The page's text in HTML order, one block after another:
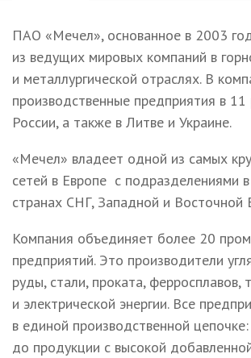
ПАО «Мечел», основанное в 2003
из ведущих мировых компаний в
и металлургической отраслях. В
производственные предприятия в 11
России, а также в Литве и Украине.
«Мечел» владеет одной из самых
сетей в Европе с подразделениями
странах СНГ, Западной и Восточной
Компания объединяет более 20
предприятий. Это производители
руды, стали, проката, ферросплавов,
и электрической энергии. Все
в единой производственной
до продукции с высокой